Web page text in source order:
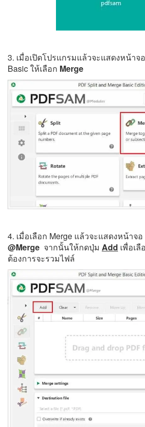
3. เมื่อเปิดโปรแกรมแล้วจะแสดงหน้าจ
Basic ให้เลือก Merge
4. เมื่อเลือก Merge แล้วจะแสดงหน้าจอ
@Merge จากนั้นให้กดปุ่ม Add เพื่อเ
ต้องการจะรวมไฟล์